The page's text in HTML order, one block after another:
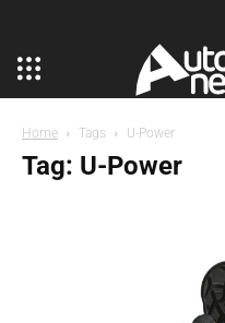
Home Tags U-Power
Tag: U-Power